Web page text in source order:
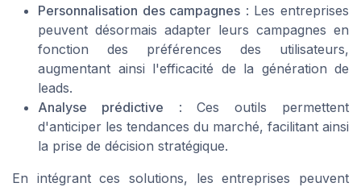
Personnalisation des campagnes : Les entreprises
peuvent désormais adapter leurs campagnes en
fonction des préférences des utilisateurs,
augmentant ainsi l'efficacité de la génération de
leads.
Analyse prédictive : Ces outils permettent
d'anticiper les tendances du marché, facilitant ainsi
la prise de décision stratégique.
En intégrant ces solutions, les entreprises peuvent